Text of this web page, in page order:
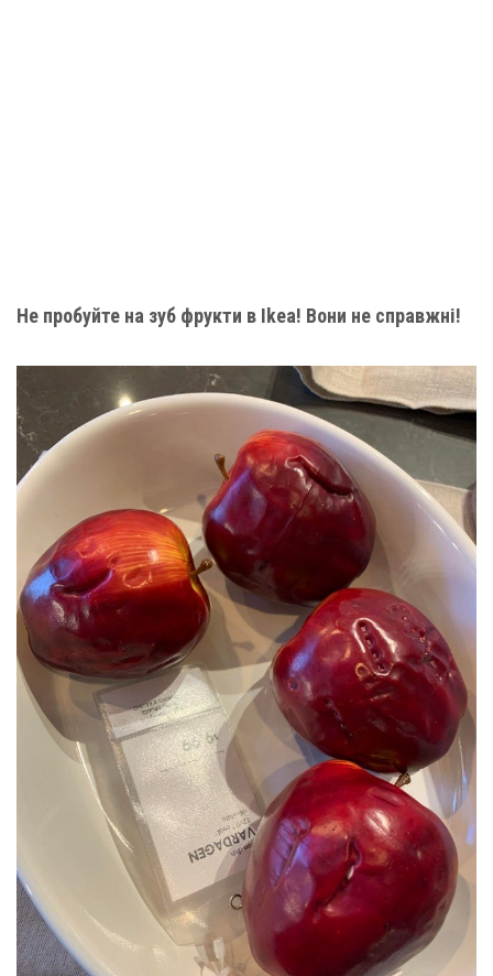
Не пробуйте на зуб фрукти в Ikea! Вони не справжні!